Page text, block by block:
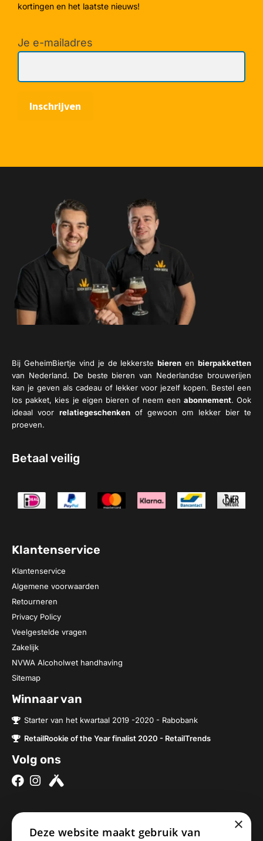
kortingen en het laatste nieuws!
Je e-mailadres
Bij GeheimBiertje vind je de lekkerstebieren en bierpakketten
van Nederland. De beste bieren van Nederlandse brouwerijen
kan je geven als cadeau of lekker voor jezelf kopen. Bestel een
los pakket, kies je eigen bieren of neem een abonnement. Ook
ideaal voor relatiegeschenkenof gewoon om lekker bier te
proeven.
Betaal veilig
Klantenservice
Klantenservice
Algemene voorwaarden
Retourneren
Privacy Policy
Veelgestelde vragen
Zakelijk
NVWA Alcoholwet handhaving
Sitemap
Winnaar van
Starter van het kwartaal 2019 -2020 - Rabobank
RetailRookie of the Year finalist 2020 - RetailTrends
Volg ons
Over ons ×
Deze website maakt gebruik van